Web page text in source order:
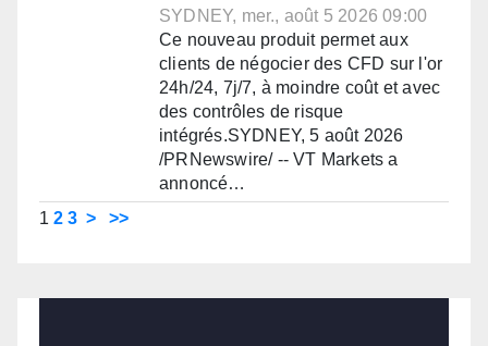
SYDNEY, mer., août 5 2026 09:00
Ce nouveau produit permet aux
clients de négocier des CFD sur l'or
24h/24, 7j/7, à moindre coût et avec
des contrôles de risque
intégrés.SYDNEY, 5 août 2026
/PRNewswire/ -- VT Markets a
annoncé…
1 2 3 > >>